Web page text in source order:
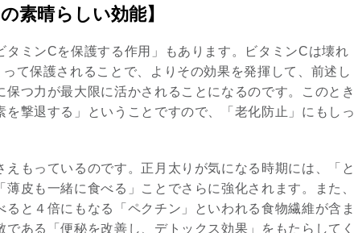
素晴らしい効能】
タミンCを保護する作用」もあります。ビタミンCは壊れ
て保護されることで、よりその効果を発揮して、前述し
つ力が最大限に活かされることになるのです。このとき
撃退する」ということですので、「老化防止」にもしっ
もっているのです。正月太りが気になる時期には、「と
皮も一緒に食べる」ことでさらに強化されます。また、
と４倍にもなる「ペクチン」といわれる食物繊維が含ま
ある「便秘を改善し、デトックス効果」をもたらしてく